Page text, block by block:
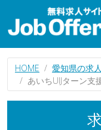
HOME 愛知県の求
あいちUIJターン支